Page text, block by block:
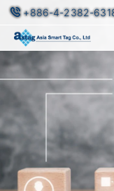
+886-4-2382-